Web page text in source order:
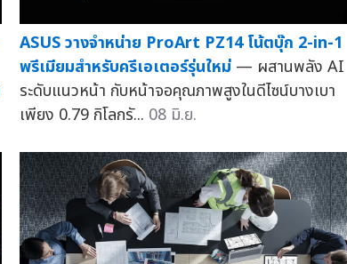
ASUS วางจำหน่าย ProArt PZ14 โน้ตบุ๊ก 2-in-1
พรีเมียมสำหรับครีเอเตอร์รุ่นใหม่ — ผสานพลัง AI
ระดับแนวหน้า กับหน้าจอคุณภาพสูงในดีไซน์บางเบา
เพียง 0.79 กิโลกรั... 08 มิ.ย.